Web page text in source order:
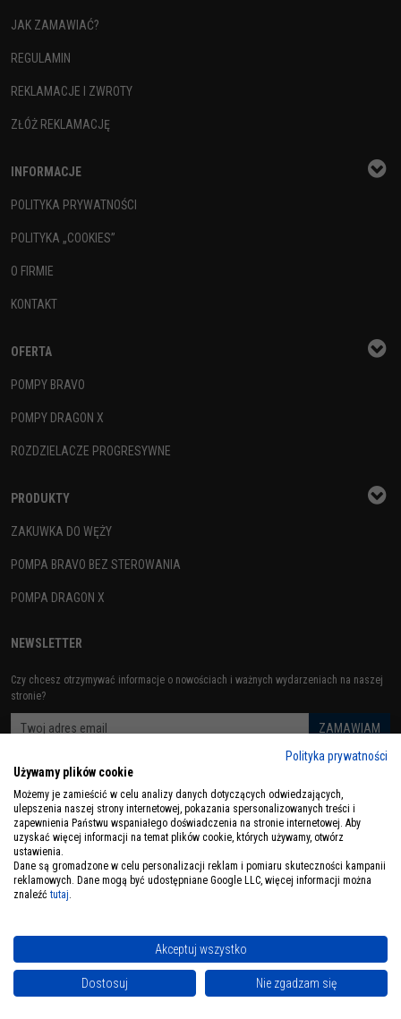
JAK ZAMAWIAĆ?
REGULAMIN
REKLAMACJE I ZWROTY
ZŁÓŻ REKLAMACJĘ
INFORMACJE
POLITYKA PRYWATNOŚCI
POLITYKA „COOKIES”
O FIRMIE
KONTAKT
OFERTA
POMPY BRAVO
POMPY DRAGON X
ROZDZIELACZE PROGRESYWNE
PRODUKTY
ZAKUWKA DO WĘŻY
POMPA BRAVO BEZ STEROWANIA
POMPA DRAGON X
NEWSLETTER
Czy chcesz otrzymywać informacje o nowościach i ważnych wydarzeniach na naszej
stronie?
oprogramowanie sklepu internetowego
Polityka prywatności
Używamy plików cookie
Możemy je zamieścić w celu analizy danych dotyczących odwiedzających,
ulepszenia naszej strony internetowej, pokazania spersonalizowanych treści i
zapewnienia Państwu wspaniałego doświadczenia na stronie internetowej. Aby
uzyskać więcej informacji na temat plików cookie, których używamy, otwórz
ustawienia.
Dane są gromadzone w celu personalizacji reklam i pomiaru skuteczności kampanii
reklamowych. Dane mogą być udostępniane Google LLC, więcej informacji można
znaleźć tutaj.
Akceptuj wszystko
Dostosuj Nie zgadzam się